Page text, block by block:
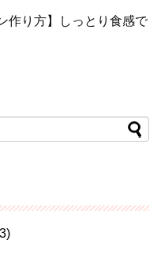
作り方】しっとり食感で